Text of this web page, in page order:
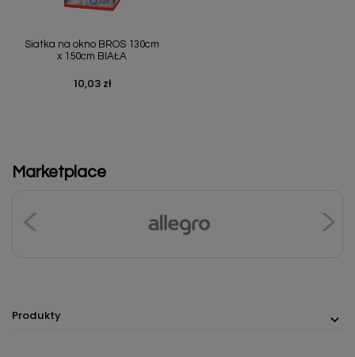
Siatka na okno BROS 130cm
x 150cm BIAŁA
Cena
10,03 zł
Marketplace
Produkty